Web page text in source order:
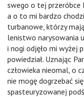
swego o tej przeróbce
a o to mi bardzo
turbanowe, którzy
lenistwo narysowania
i nogi odjęło mi wyżej
powiedział. Uznając
człowieka nieomal, o
nie mogę dogrzebać
spasteuryzowanej